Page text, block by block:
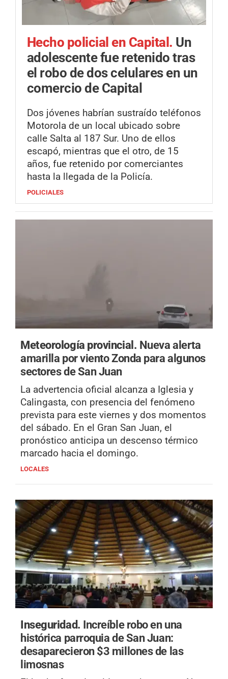
Hecho policial en Capital. Un
adolescente fue retenido tras
el robo de dos celulares en un
comercio de Capital
Dos jóvenes habrían sustraído teléfonos
Motorola de un local ubicado sobre
calle Salta al 187 Sur. Uno de ellos
escapó, mientras que el otro, de 15
años, fue retenido por comerciantes
hasta la llegada de la Policía.
POLICIALES
Meteorología provincial. Nueva alerta
amarilla por viento Zonda para algunos
sectores de San Juan
La advertencia oficial alcanza a Iglesia y
Calingasta, con presencia del fenómeno
prevista para este viernes y dos momentos
del sábado. En el Gran San Juan, el
pronóstico anticipa un descenso térmico
marcado hacia el domingo.
LOCALES
Inseguridad. Increíble robo en una
histórica parroquia de San Juan:
desaparecieron $3 millones de las
limosnas